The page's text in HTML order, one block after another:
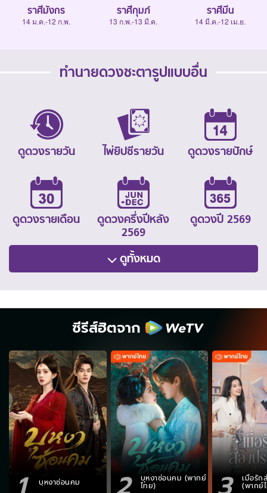
ราศีมังกร
14 ม.ค.-12 ก.พ.
ราศีกุมภ์
13 ก.พ.-13 มี.ค.
ราศีมีน
14 มี.ค.-12 เม.ย.
ทำนายดวงชะตารูปแบบอื่น
ดูดวงรายวัน ไพ่ยิปซีรายวัน ดูดวงรายปักษ์
ดูดวงรายเดือน
ดูดวงครึ่งปีหลัง
2569
ดูดวงปี 2569
ดูทั้งหมด
ซีรีส์ฮิตจาก
บุหงาซ่อนคม บุหงาซ่อนคม (พากย์
ไทย)
เมื่อรัก
(พากย์